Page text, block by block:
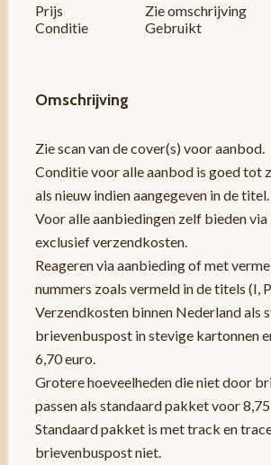
Prijs
Zie omschrijving
Conditie
Gebruikt
Omschrijving
Zie scan van de cover(s) voor aanbod.
Conditie voor alle aanbod is goed tot
als nieuw indien aangegeven in de titel.
Voor alle aanbiedingen zelf bieden via
exclusief verzendkosten.
Reageren via aanbieding of met
nummers zoals vermeld in de titels (I,
Verzendkosten binnen Nederland als
brievenbuspost in stevige kartonnen
6,70 euro.
Grotere hoeveelheden die niet door
passen als standaard pakket voor 8,75
Standaard pakket is met track en
brievenbuspost niet.